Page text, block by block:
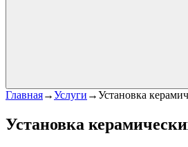
Главная→Услуги →Установка
Установка